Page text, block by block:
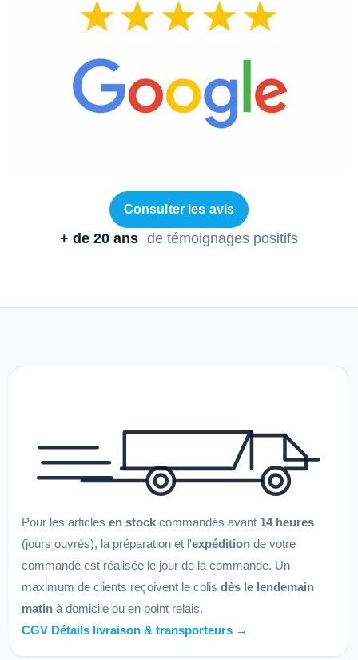
Consulter les avis
+ de 20 ans de témoignages positifs
Pour les articles en stock commandés avant 14 heures
(jours ouvrés), la préparation et l'expédition de votre
commande est réalisée le jour de la commande. Un
maximum de clients reçoivent le colis dès le lendemain
matin à domicile ou en point relais.
CGV Détails livraison & transporteurs →